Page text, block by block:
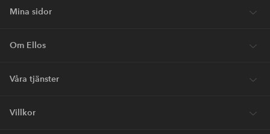
Mina sidor
Om Ellos
Våra tjänster
Villkor